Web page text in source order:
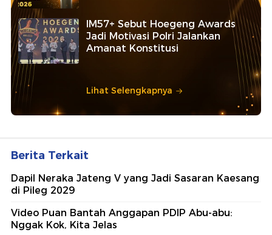
IM57+ Sebut Hoegeng Awards
Jadi Motivasi Polri Jalankan
Amanat Konstitusi
Lihat Selengkapnya
Berita Terkait
Dapil Neraka Jateng V yang Jadi Sasaran Kaesang
di Pileg 2029
Video Puan Bantah Anggapan PDIP Abu-abu:
Nggak Kok, Kita Jelas